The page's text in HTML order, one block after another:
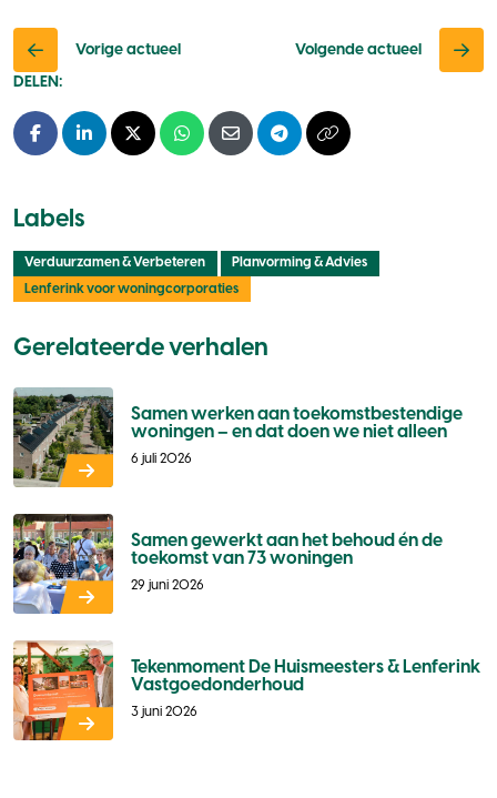
Vorige actueel
Volgende actueel
DELEN:
Facebook
LinkedInX - TwitterWhatsapp
E-mailTelegramKopieer naar
Labels
Verduurzamen & Verbeteren
Planvorming & Advies
Lenferink voor woningcorporaties
Gerelateerde verhalen
Samen werken aan toekomstbestendige
woningen – en dat doen we niet alleen
6 juli 2026
Samen gewerkt aan het behoud én de
toekomst van 73 woningen
29 juni 2026
Tekenmoment De Huismeesters & Lenferink
Vastgoedonderhoud
3 juni 2026